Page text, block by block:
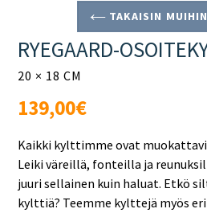
TAKAISIN
RYEGAARD-
20 × 18 CM
Normaali
hinta
139,00€
Kaikki kylttimme ovat
Leiki väreillä, fonteilla ja
juuri sellainen kuin haluat. Etkö
kylttiä? Teemme kylttejä myös